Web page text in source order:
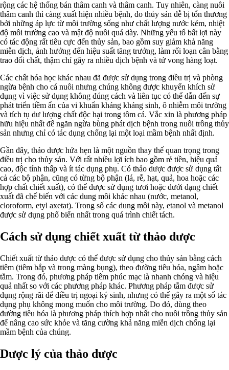
rộng các hệ thống bán thâm canh và thâm canh. Tuy nhiên, càng nuôi
thâm canh thì càng xuất hiện nhiều bệnh, do thủy sản dễ bị tổn thương
bởi những áp lực từ môi trường sống như chất lượng nước kém, nhiệt
độ môi trường cao và mật độ nuôi quá dày. Những yếu tố bất lợi này
có tác động rất tiêu cực đến thủy sản, bao gồm suy giảm khả năng
miễn dịch, ảnh hưởng đến hiệu suất tăng trưởng, làm rối loạn cân bằng
trao đổi chất, thậm chí gây ra nhiều dịch bệnh và tử vong hàng loạt.
Các chất hóa học khác nhau đã được sử dụng trong điều trị và phòng
ngừa bệnh cho cá nuôi nhưng chúng không được khuyến khích sử
dụng vì việc sử dụng không đúng cách và liên tục có thể dẫn đến sự
phát triển tiềm ẩn của vi khuẩn kháng kháng sinh, ô nhiễm môi trường
và tích tụ dư lượng chất độc hại trong tôm cá. Vắc xin là phương pháp
hữu hiệu nhất để ngăn ngừa bùng phát dịch bệnh trong nuôi trồng thủy
sản nhưng chỉ có tác dụng chống lại một loại mầm bệnh nhất định.
Gần đây, thảo dược hứa hẹn là một nguồn thay thế quan trọng trong
điều trị cho thủy sản. Với rất nhiều lợi ích bao gồm rẻ tiền, hiệu quả
cao, độc tính thấp và ít tác dụng phụ. Có thảo dược được sử dụng tất
cả các bộ phận, cũng có từng bộ phận (lá, rễ, hạt, quả, hoa hoặc các
hợp chất chiết xuất), có thể được sử dụng tươi hoặc dưới dạng chiết
xuất đã chế biến với các dung môi khác nhau (nước, metanol,
cloroform, etyl axetat). Trong số các dung môi này, etanol và metanol
được sử dụng phổ biến nhất trong quá trình chiết tách.
Cách sử dụng chiết xuất từ thảo dược
Chiết xuất từ thảo dược có thể được sử dụng cho thủy sản bằng cách
tiêm (tiêm bắp và trong màng bụng), theo đường tiêu hóa, ngâm hoặc
tắm. Trong đó, phương pháp tiêm phúc mạc là nhanh chóng và hiệu
quả nhất so với các phương pháp khác. Phương pháp tắm được sử
dụng rộng rãi để điều trị ngoại ký sinh, nhưng có thể gây ra một số tác
dụng phụ không mong muốn cho môi trường. Do đó, dùng theo
đường tiêu hóa là phương pháp thích hợp nhất cho nuôi trồng thủy sản
để nâng cao sức khỏe và tăng cường khả năng miễn dịch chống lại
mầm bệnh của chúng.
Dược lý của thảo dược